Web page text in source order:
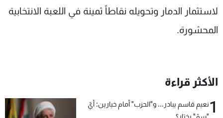
لاستثمار الدمار وتحويله نقاطاً ثمينة في اللعبة الانتخابية
المحشورة.
الأكثر قراءة
1نعيم قاسم يبادر... و"الحزب" أمام خيارين: أيّ